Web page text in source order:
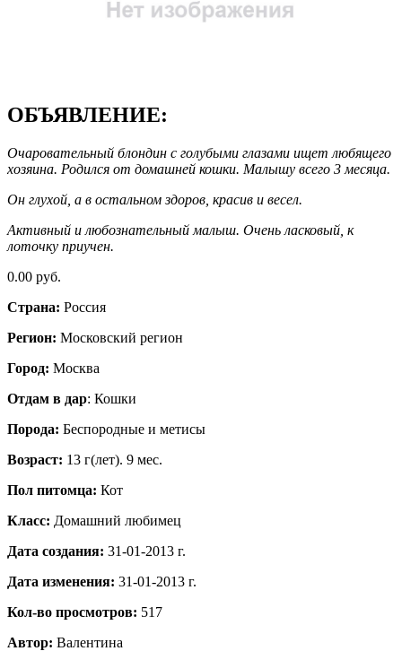
ОБЪЯВЛЕНИЕ:
Очаровательный блондин с голубыми глазами ищет любящего
хозяина. Родился от домашней кошки. Малышу всего 3 месяца.
Он глухой, а в остальном здоров, красив и весел.
Активный и любознательный малыш. Очень ласковый, к
лоточку приучен.
0.00 руб.
Страна: Россия
Регион: Московский регион
Город: Москва
Отдам в дар: Кошки
Порода: Беспородные и метисы
Возраст: 13 г(лет). 9 мес.
Пол питомца: Кот
Класс: Домашний любимец
Дата создания: 31-01-2013 г.
Дата изменения: 31-01-2013 г.
Кол-во просмотров: 517
Автор: Валентина